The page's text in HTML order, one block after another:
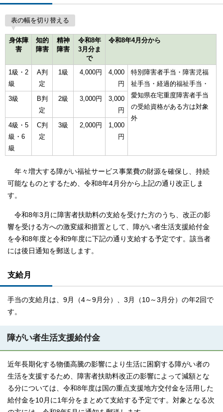
表の幅を切り替える
身体障
害
知的
障害
精神
障害
令和8年
3月分ま
で
令和8年4月分から
1級・2
級
A判
定
1級 4,000円
4,000
円
特別障害者手当・障害児福
祉手当・経過的福祉手当・
愛知県在宅重度障害者手当
の受給資格がある方は対象
外
3級
B判
定
2級 3,000円
3,000
円
4級・5
級・6
級
C判
定
3級 2,000円
1,000
円
年々増大する障がい福祉サービス事業費の財源を確保し、持続
可能なものとするため、令和8年4月分から上記の通り改正しま
す。
令和8年3月に障害者扶助料の支給を受けた方のうち、改正の影
響を受ける方への激変緩和措置として、障がい者生活支援給付金
を令和8年度と令和9年度に下記の通り支給する予定です。該当者
には後日通知を郵送します。
支給月
手当の支給月は、9月（4～9月分）、3月（10～3月分）の年2回で
す。
障がい者生活支援給付金
近年長期化する物価高騰の影響により生活に困窮する障がい者の
生活を支援するため、障害者扶助料改正の影響によって減額とな
る分については、令和8年度は国の重点支援地方交付金を活用した
給付金を10月に1年分をまとめて支給する予定です。対象となる次